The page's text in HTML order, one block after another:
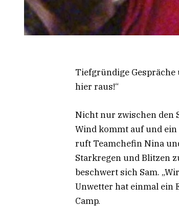
Tiefgründige
hier raus!“
Nicht nur zwischen den
Wind kommt auf und ein
ruft Teamchefin Nina
Starkregen und Blitzen
beschwert sich Sam.
Unwetter hat einmal ein
Camp.